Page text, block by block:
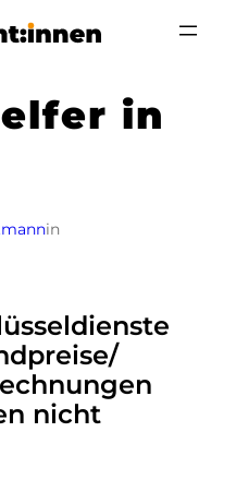
in
in
nicht